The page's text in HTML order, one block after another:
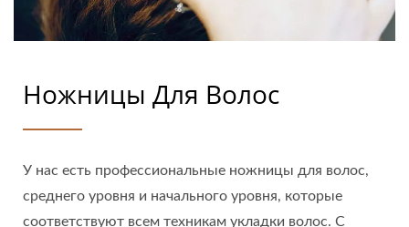
Ножницы Для Волос
У нас есть профессиональные ножницы для волос,
среднего уровня и начального уровня, которые
соответствуют всем техникам укладки волос. С